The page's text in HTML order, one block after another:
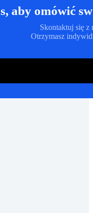
aby omówić
Skontaktuj się z
Otrzymasz